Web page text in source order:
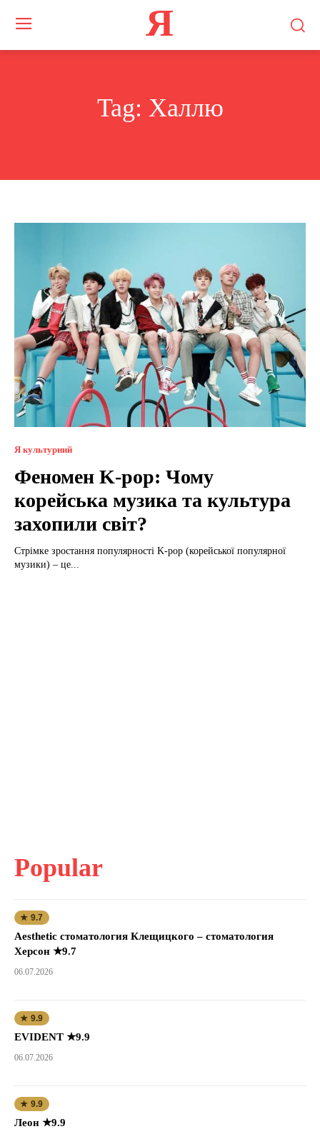
Я
Tag: Халлю
Я культурний
Феномен K-pop: Чому
корейська музика та культура
захопили світ?
Стрімке зростання популярності K-pop (корейської популярної
музики) – це...
Popular
★ 9.7
Aesthetic стоматология Клещицкого – стоматология
Херсон ★9.7
06.07.2026
★ 9.9
EVIDENT ★9.9
06.07.2026
★ 9.9
Леон ★9.9